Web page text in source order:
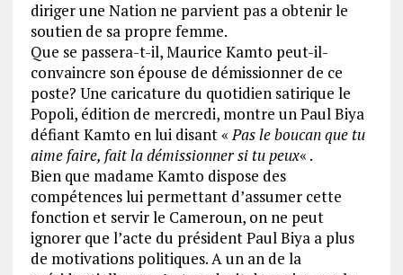
diriger une Nation ne parvient pas a obtenir le
soutien de sa propre femme.
Que se passera-t-il, Maurice Kamto peut-il-
convaincre son épouse de démissionner de ce
poste? Une caricature du quotidien satirique le
Popoli, édition de mercredi, montre un Paul Biya
défiant Kamto en lui disant «Pas le boucan que tu
aime faire, fait la démissionner si tu peux« .
Bien que madame Kamto dispose des
compétences lui permettant d’assumer cette
fonction et servir le Cameroun, on ne peut
ignorer que l’acte du président Paul Biya a plus
de motivations politiques. A un an de la